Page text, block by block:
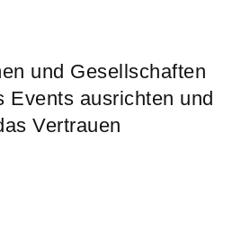
und Gesellschaften
Events ausrichten und
Vertrauen